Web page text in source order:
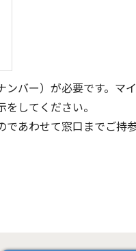
バー）が必要です。マ
してください。
あわせて窓口までご持